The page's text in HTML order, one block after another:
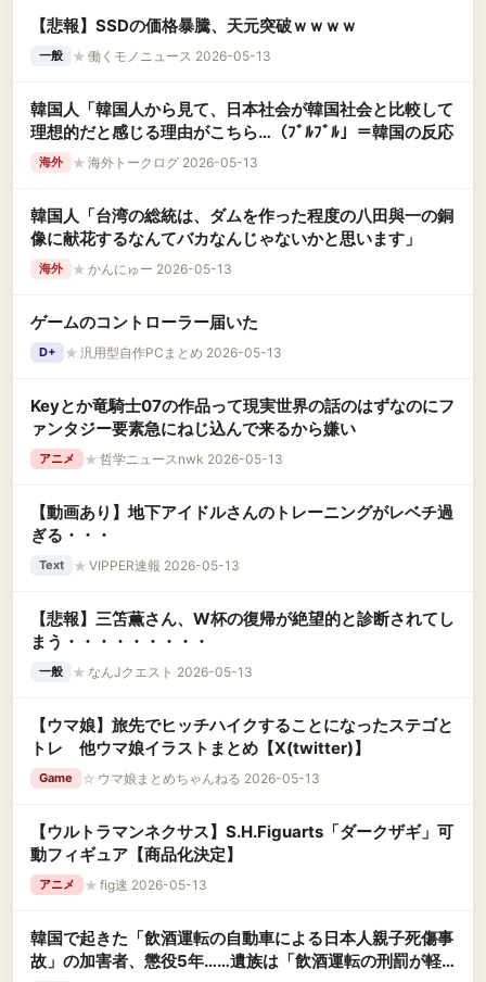
【悲報】SSDの価格暴騰、天元突破ｗｗｗｗ
一般 ★ 働くモノニュース 2026-05-13
韓国人「韓国人から見て、日本社会が韓国社会と比較して
理想的だと感じる理由がこちら…（ﾌﾞﾙﾌﾞﾙ」＝韓国の反応
海外 ★ 海外トークログ 2026-05-13
韓国人「台湾の総統は、ダムを作った程度の八田與一の銅
像に献花するなんてバカなんじゃないかと思います」
海外 ★ かんにゅー 2026-05-13
ゲームのコントローラー届いた
D+ ★ 汎用型自作PCまとめ 2026-05-13
Keyとか竜騎士07の作品って現実世界の話のはずなのにフ
ァンタジー要素急にねじ込んで来るから嫌い
アニメ ★ 哲学ニュースnwk 2026-05-13
【動画あり】地下アイドルさんのトレーニングがレベチ過
ぎる・・・
Text ★ VIPPER速報 2026-05-13
【悲報】三笘薫さん、W杯の復帰が絶望的と診断されてし
まう・・・・・・・・・
一般 ★ なんJクエスト 2026-05-13
【ウマ娘】旅先でヒッチハイクすることになったステゴと
トレ 他ウマ娘イラストまとめ【X(twitter)】
Game ☆ ウマ娘まとめちゃんねる 2026-05-13
【ウルトラマンネクサス】S.H.Figuarts「ダークザギ」可
動フィギュア【商品化決定】
アニメ ★ fig速 2026-05-13
韓国で起きた「飲酒運転の自動車による日本人親子死傷事
故」の加害者、懲役5年……遺族は「飲酒運転の刑罰が軽